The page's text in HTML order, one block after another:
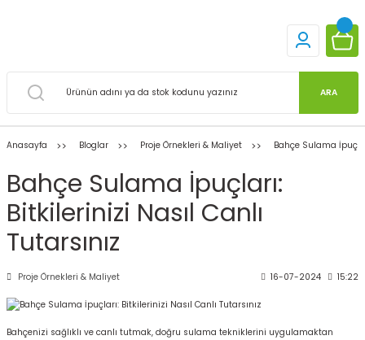
ARA
Anasayfa Bloglar Proje Örnekleri & Maliyet Bahçe Sulama
Bahçe Sulama İpuçları:
Bitkilerinizi Nasıl Canlı
Tutarsınız
Proje Örnekleri & Maliyet 16-07-2024 15:22
Bahçenizi sağlıklı ve canlı tutmak, doğru sulama tekniklerini uygulamaktan